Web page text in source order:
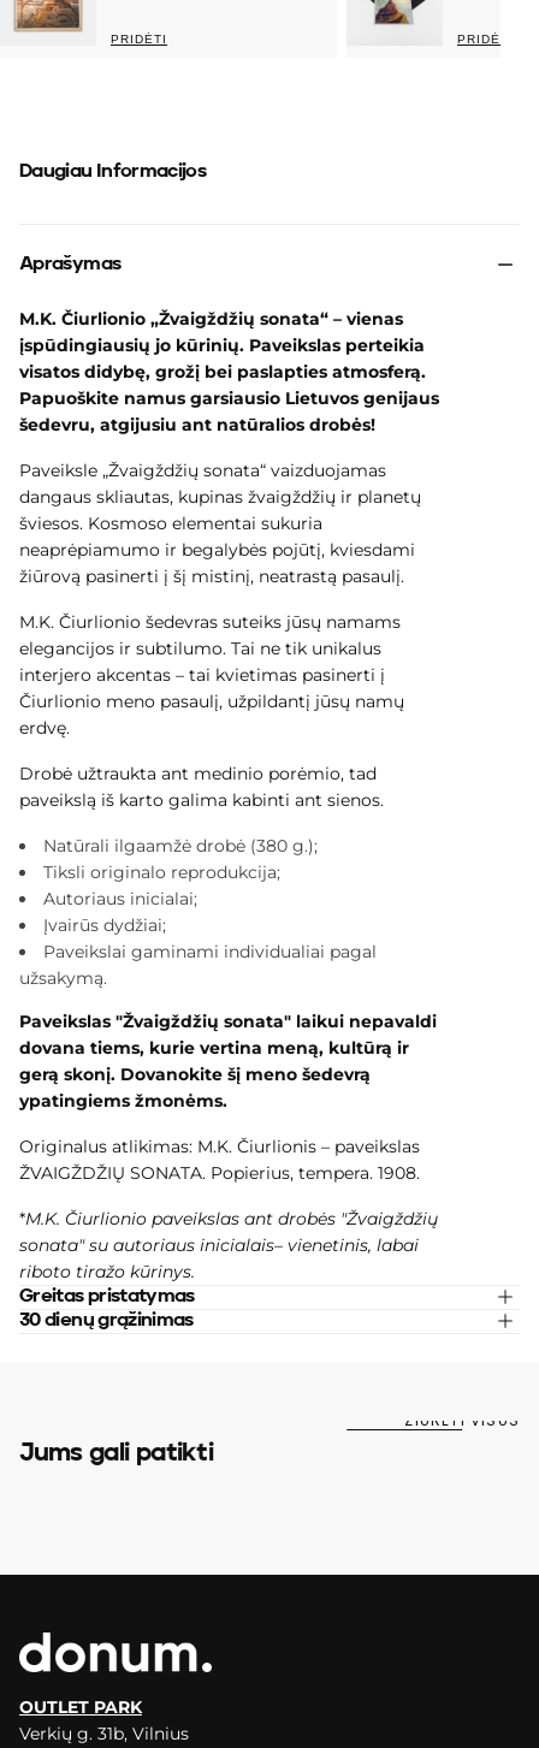
autoriaus inicialais
vienetinis, labai riboto tiražo kūrinys.
PRIDĖTI PRIDĖTI
Daugiau Informacijos
Aprašymas
M.K. Čiurlionio „Žvaigždžių sonata“ – vienas
įspūdingiausių jo kūrinių. Paveikslas perteikia
visatos didybę, grožį bei paslapties atmosferą.
Papuoškite namus garsiausio Lietuvos genijaus
šedevru, atgijusiu ant natūralios drobės!
Paveiksle „Žvaigždžių sonata“ vaizduojamas
dangaus skliautas, kupinas žvaigždžių ir planetų
šviesos. Kosmoso elementai sukuria
neaprėpiamumo ir begalybės pojūtį, kviesdami
žiūrovą pasinerti į šį mistinį, neatrastą pasaulį.
M.K. Čiurlionio šedevras suteiks jūsų namams
elegancijos ir subtilumo. Tai ne tik unikalus
interjero akcentas – tai kvietimas pasinerti į
Čiurlionio meno pasaulį, užpildantį jūsų namų
erdvę.
Drobė užtraukta ant medinio porėmio, tad
paveikslą iš karto galima kabinti ant sienos.
Natūrali ilgaamžė drobė (380 g.);
Tiksli originalo reprodukcija;
Autoriaus inicialai;
Įvairūs dydžiai;
Paveikslai gaminami individualiai pagal
užsakymą.
Paveikslas "Žvaigždžių sonata" laikui nepavaldi
dovana tiems, kurie vertina meną, kultūrą ir
gerą skonį. Dovanokite šį meno šedevrą
ypatingiems žmonėms.
Originalus atlikimas: M.K. Čiurlionis – paveikslas
ŽVAIGŽDŽIŲ SONATA. Popierius, tempera. 1908.
*M.K. Čiurlionio paveikslas ant drobės "Žvaigždžių
sonata" su autoriaus inicialais– vienetinis, labai
riboto tiražo kūrinys.
Greitas pristatymas
30 dienų grąžinimas
Jums gali patikti
ŽIŪRĖTI VISUS
OUTLET PARK
Verkių g. 31b, Vilnius